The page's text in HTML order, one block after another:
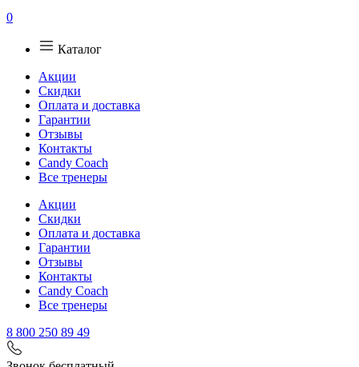
0
Каталог
Акции
Скидки
Оплата и доставка
Гарантии
Отзывы
Контакты
Candy Coach
Все тренеры
Акции
Скидки
Оплата и доставка
Гарантии
Отзывы
Контакты
Candy Coach
Все тренеры
8 800 250 89 49